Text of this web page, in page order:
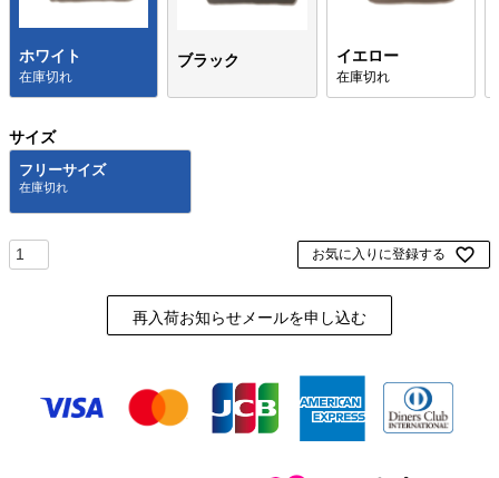
ホワイト
在庫切れ
ブラック イエロー
在庫切れ
サイズ
フリーサイズ
お気に入りに登録する
再入荷お知らせメールを申し込む